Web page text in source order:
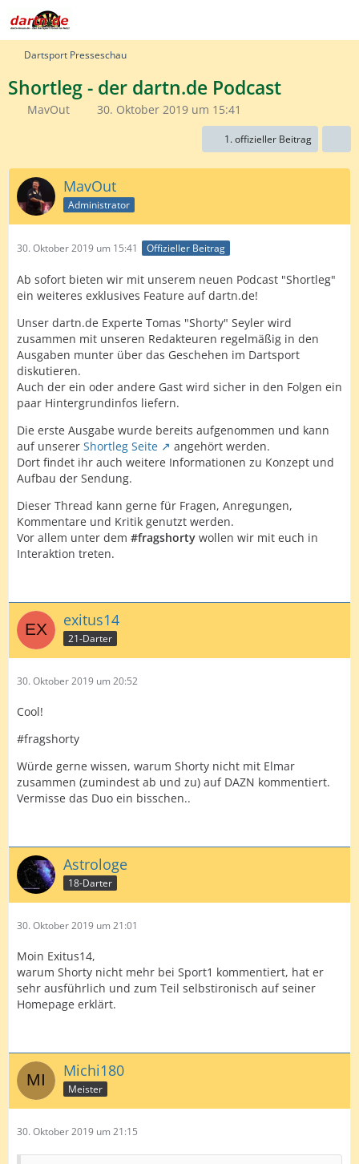
Dartsport Presseschau
Shortleg - der dartn.de Podcast
MavOut 30. Oktober 2019 um 15:41
1. offizieller Beitrag
MavOut
Administrator
30. Oktober 2019 um 15:41 Offizieller Beitrag
Ab sofort bieten wir mit unserem neuen Podcast "Shortleg"
ein weiteres exklusives Feature auf dartn.de!
Unser dartn.de Experte Tomas "Shorty" Seyler wird
zusammen mit unseren Redakteuren regelmäßig in den
Ausgaben munter über das Geschehen im Dartsport
diskutieren.
Auch der ein oder andere Gast wird sicher in den Folgen ein
paar Hintergrundinfos liefern.
Die erste Ausgabe wurde bereits aufgenommen und kann
auf unserer Shortleg Seite
angehört werden.
Dort findet ihr auch weitere Informationen zu Konzept und
Aufbau der Sendung.
Dieser Thread kann gerne für Fragen, Anregungen,
Kommentare und Kritik genutzt werden.
Vor allem unter dem #fragshorty wollen wir mit euch in
Interaktion treten.
exitus14
21-Darter
30. Oktober 2019 um 20:52
Cool!
#fragshorty
Würde gerne wissen, warum Shorty nicht mit Elmar
zusammen (zumindest ab und zu) auf DAZN kommentiert.
Vermisse das Duo ein bisschen..
Astrologe
18-Darter
30. Oktober 2019 um 21:01
Moin Exitus14,
warum Shorty nicht mehr bei Sport1 kommentiert, hat er
sehr ausführlich und zum Teil selbstironisch auf seiner
Homepage erklärt.
Michi180
Meister
30. Oktober 2019 um 21:15